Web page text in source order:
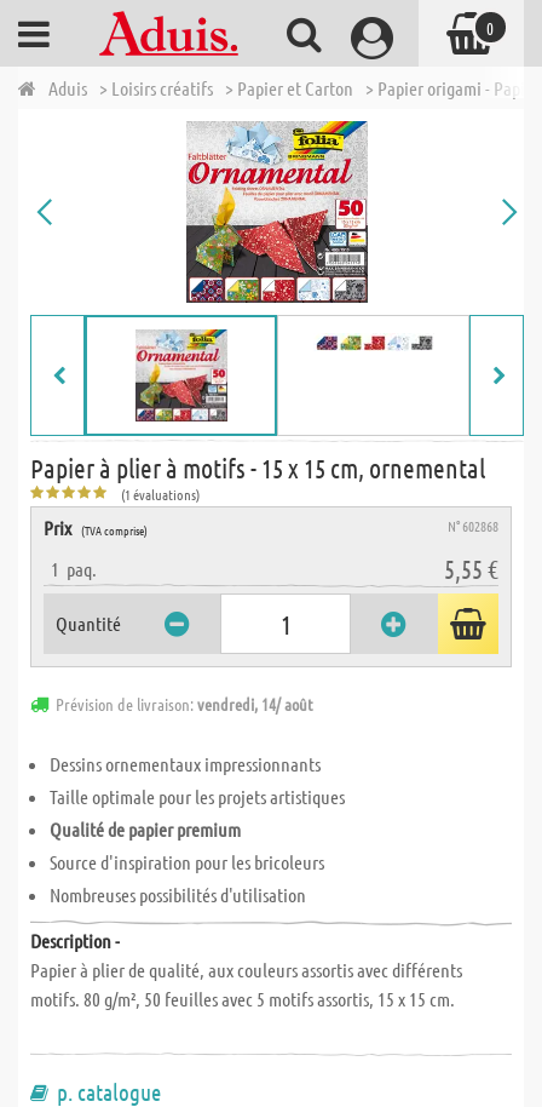
Aduis > Loisirs créatifs > Papier et Carton > Papier origami -
Papier à plier à motifs - 15 x 15 cm, ornemental
(1 évaluations)
Prix (TVA comprise) N° 602868
1 paq. 5,55 €
Quantité
Prévision de livraison:vendredi, 14/ août
Dessins ornementaux impressionnants
Taille optimale pour les projets artistiques
Qualité de papier premium
Source d'inspiration pour les bricoleurs
Nombreuses possibilités d'utilisation
Description -
Papier à plier de qualité, aux couleurs assortis avec différents
motifs. 80 g/m², 50 feuilles avec 5 motifs assortis, 15 x 15 cm.
p. catalogue
0